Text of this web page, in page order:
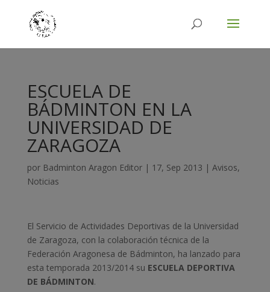
ESCUELA DE
BÁDMINTON EN LA
UNIVERSIDAD DE
ZARAGOZA
por Badminton Aragon Editor| 17, Sep 2013 | Avisos,
Noticias
El Servicio de Actividades Deportivas de la Universidad
de Zaragoza, con la colaboración técnica de la
Federación Aragonesa de Bádminton, ha lanzado para
esta temporada 2013/2014 su ESCUELA DEPORTIVA
DE BÁDMINTON.